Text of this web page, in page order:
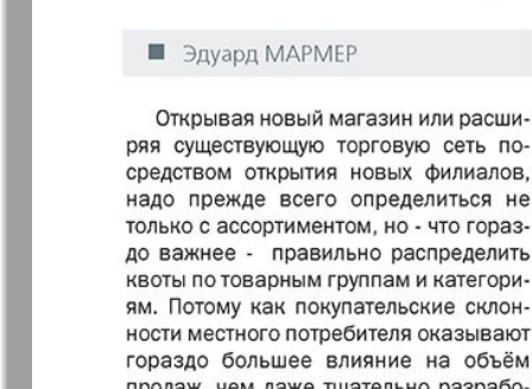
1
13
19 20
25 26
31 32
Новые Земляки
Panorama-mir Партнер
Русский вояж
Архив необновляющихся на сайте изданий